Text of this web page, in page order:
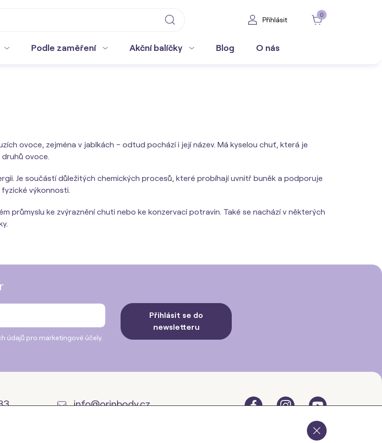
Přihlásit
0
Podle zaměření Akční balíčky Blog O nás
ovoce, zejména v jablkách – odtud pochází i její název. Má kyselou chuť, která je
ovoce.
Je součástí důležitých chemických procesů, které probíhají uvnitř buněk a podporuje
výkonnosti.
průmyslu ke zvýraznění chuti nebo ke konzervaci potravin. Také se nachází v některých
údajů pro marketingové účely.
Přihlásit se do
newsletteru
info@orinbody.cz